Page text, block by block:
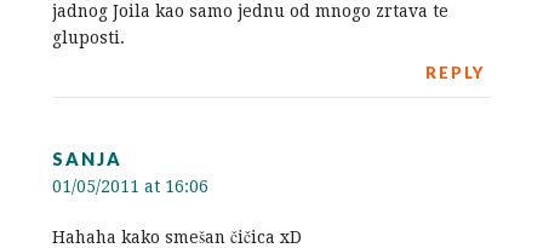
jadnog Joila kao samo jednu od mnogo zrtava te
gluposti.
REPLY
SANJA
01/05/2011 at 16:06
Hahaha kako smešan čičica xD